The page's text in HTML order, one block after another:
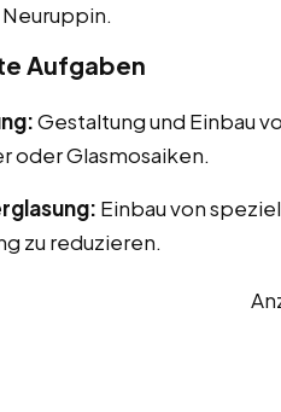
Aufgaben
Gestaltung und Einbau
oder Glasmosaiken.
Einbau von
zu reduzieren.